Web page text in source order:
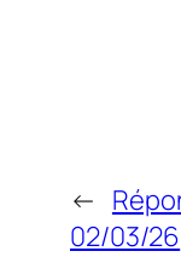
←
02/03/26